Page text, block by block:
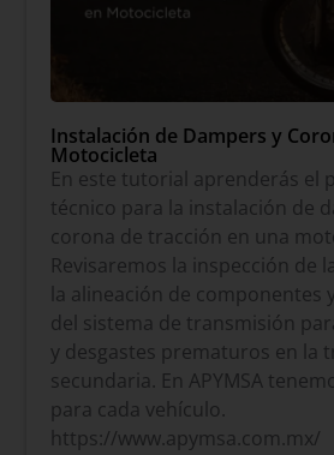
Instalación de Dampers y
Motocicleta
En este tutorial aprenderás el
técnico para la instalación de
corona de tracción en una
Revisaremos la inspección de
la alineación de componentes
del sistema de transmisión
y desgastes prematuros en la
secundaria. En APYMSA
para cada vehículo.
https://www.apymsa.com.mx/